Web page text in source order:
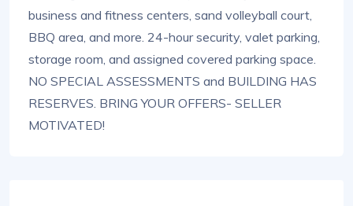
business and fitness centers, sand volleyball court,
BBQ area, and more. 24-hour security, valet parking,
storage room, and assigned covered parking space.
NO SPECIAL ASSESSMENTS and BUILDING HAS
RESERVES. BRING YOUR OFFERS- SELLER
MOTIVATED!